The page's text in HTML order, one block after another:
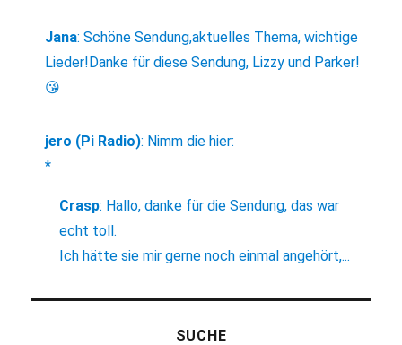
Jana:Schöne Sendung,aktuelles Thema, wichtige
Lieder!Danke für diese Sendung, Lizzy und Parker!
😘
jero (Pi Radio): Nimm die hier:
*
Crasp: Hallo, danke für die Sendung, das war
echt toll.
Ich hätte sie mir gerne noch einmal angehört,...
SUCHE